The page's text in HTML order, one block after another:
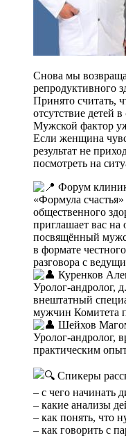
Снова мы
репродуктивного
Принято считать,
отсутствие детей
Мужской фактор
Если женщина
результат не
посмотреть на
Форум
«Формула
общественного
приглашает вас
посвящённый
в формате
разговора с
Куренков
Уролог-андролог,
внештатный
мужчин Комитета
Шейхов
Уролог-андролог,
практическим
Спикеры
– с чего начинать
– какие анализы
– как понять, что
– как говорить с